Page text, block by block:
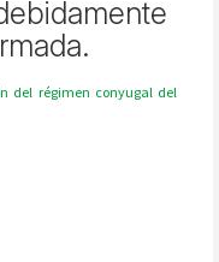
del régimen conyugal del